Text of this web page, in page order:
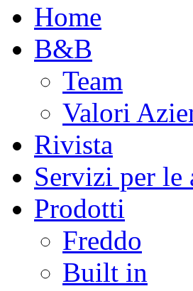
Home
B&B
Team
Valori
Rivista
Servizi per le
Prodotti
Freddo
Built in